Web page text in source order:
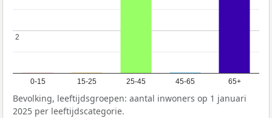
0-15 15-25 25-45 45-65 65+
2
2
Bevolking, leeftijdsgroepen: aantal inwoners op 1 januari
2025 per leeftijdscategorie.